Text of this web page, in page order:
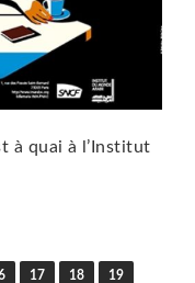
à l’Institut
17 18 19